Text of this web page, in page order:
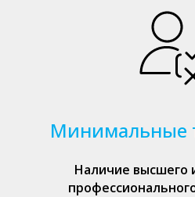
Минимальные
Наличие высшего